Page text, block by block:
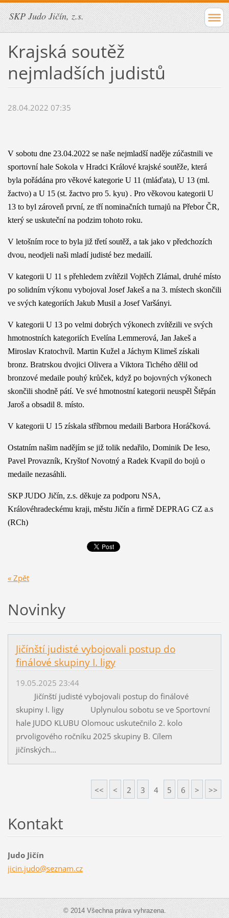
SKP Judo Jičín, z.s.
Krajská soutěž
nejmladších judistů
28.04.2022 07:35
V sobotu dne 23.04.2022 se naše nejmladší naděje zúčastnili ve
sportovní hale Sokola v Hradci Králové krajské soutěže, která
byla pořádána pro věkové kategorie U 11 (mláďata), U 13 (ml.
žactvo) a U 15 (st. žactvo pro 5. kyu) . Pro věkovou kategorii U
13 to byl zároveň první, ze tří nominačních turnajů na Přebor ČR,
který se uskuteční na podzim tohoto roku.
V letošním roce to byla již třetí soutěž, a tak jako v předchozích
dvou, neodjeli naši mladí judisté bez medailí.
V kategorii U 11 s přehledem zvítězil Vojtěch Zlámal, druhé místo
po solidním výkonu vybojoval Josef Jakeš a na 3. místech skončili
ve svých kategoriích Jakub Musil a Josef Varšányi.
V kategorii U 13 po velmi dobrých výkonech zvítězili ve svých
hmotnostních kategoriích Evelína Lemmerová, Jan Jakeš a
Miroslav Kratochvíl. Martin Kužel a Jáchym Klimeš získali
bronz. Bratrskou dvojici Olivera a Viktora Tichého dělil od
bronzové medaile pouhý krůček, když po bojovných výkonech
skončili shodně pátí. Ve své hmotnostní kategorii neuspěl Štěpán
Jaroš a obsadil 8. místo.
V kategorii U 15 získala stříbrnou medaili Barbora Horáčková.
Ostatním našim nadějím se již tolik nedařilo, Dominik De Ieso,
Pavel Provazník, Kryštof Novotný a Radek Kvapil do bojů o
medaile nezasáhli.
SKP JUDO Jičín, z.s. děkuje za podporu NSA,
Královéhradeckému kraji, městu Jičín a firmě DEPRAG CZ a.s
(RCh)
« Zpět
Novinky
Jičínští judisté vybojovali postup do
finálové skupiny I. ligy
19.05.2025 23:44
Jičínští judisté vybojovali postup do finálové
skupiny I. ligy Uplynulou sobotu se ve Sportovní
hale JUDO KLUBU Olomouc uskutečnilo 2. kolo
prvoligového ročníku 2025 skupiny B. Cílem
jičínských...
<< < 2 3 4 5 6 > >>
Kontakt
Judo Jičín
jicin.judo@seznam.cz
© 2014 Všechna práva vyhrazena.